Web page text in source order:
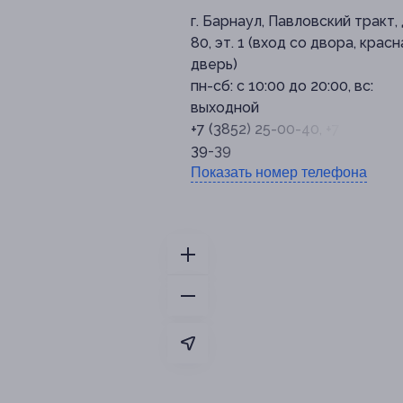
г. Барнаул, Павловский тракт,
80, эт. 1 (вход со двора,
дверь)
пн-сб: с 10:00 до 20:00, вс:
выходной
+7 (3852) 25-00-40, +7 (3852) 53-
39-39
Показать номер телефона